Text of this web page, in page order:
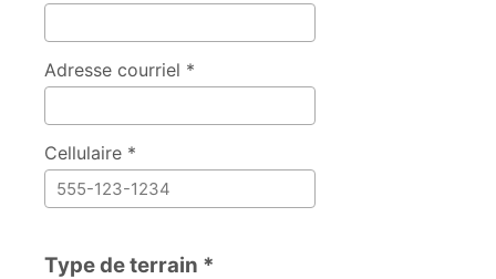
Adresse courriel *
Cellulaire *
Type de terrain *